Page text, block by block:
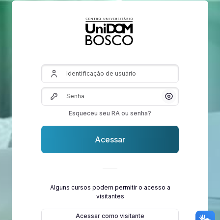
Identificação de usuário
Senha
Mostrar/Ocultar
Esqueceu seu RA ou senha?
Acessar
Alguns cursos podem permitir o acesso a
visitantes
Acessar como visitante